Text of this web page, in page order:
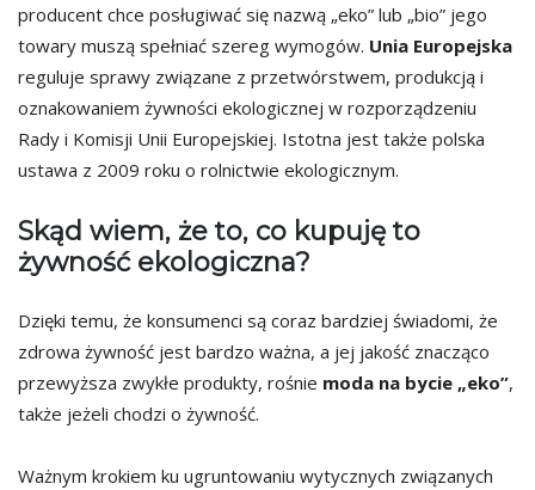
producent chce posługiwać się nazwą „eko” lub „bio” jego
towary muszą spełniać szereg wymogów. Unia Europejska
reguluje sprawy związane z przetwórstwem, produkcją i
oznakowaniem żywności ekologicznej w rozporządzeniu
Rady i Komisji Unii Europejskiej. Istotna jest także polska
ustawa z 2009 roku o rolnictwie ekologicznym.
Skąd wiem, że to, co kupuję to
żywność ekologiczna?
Dzięki temu, że konsumenci są coraz bardziej świadomi, że
zdrowa żywność jest bardzo ważna, a jej jakość znacząco
przewyższa zwykłe produkty, rośnie moda na bycie „eko”,
także jeżeli chodzi o żywność.
Ważnym krokiem ku ugruntowaniu wytycznych związanych